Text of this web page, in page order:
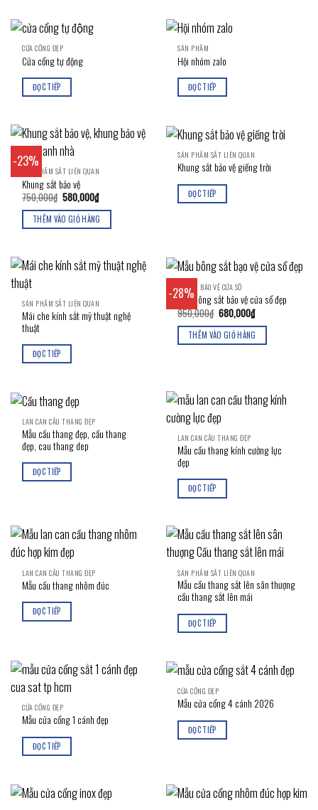
CỬA CỔNG ĐẸP
Cửa cổng tự động
ĐỌC TIẾP
SẢN PHẨM
Hội nhóm zalo
ĐỌC TIẾP
-23%
SẢN PHẨM SẮT LIÊN QUAN
Khung sắt bảo vệ
750,000₫ Giá
gốc
là:
750,000₫.
580,000₫Giá
hiện
tại
là:
580,000₫.
THÊM VÀO GIỎ HÀNG
SẢN PHẨM SẮT LIÊN QUAN
Khung sắt bảo vệ giếng trời
ĐỌC TIẾP
SẢN PHẨM SẮT LIÊN QUAN
Mái che kính sắt mỹ thuật nghệ
thuật
ĐỌC TIẾP
-28%
KHUNG BẢO VỆ CỬA SỔ
Mẫu bông sắt bảo vệ cửa sổ đẹp
950,000₫ Giá
gốc
là:
950,000₫.
680,000₫Giá
hiện
tại
là:
680,000₫.
THÊM VÀO GIỎ HÀNG
LAN CAN CẦU THANG ĐẸP
Mẫu cầu thang đẹp, cầu thang
đẹp, cau thang dep
ĐỌC TIẾP
LAN CAN CẦU THANG ĐẸP
Mẫu cầu thang kính cường lực
đẹp
ĐỌC TIẾP
LAN CAN CẦU THANG ĐẸP
Mẫu cầu thang nhôm đúc
ĐỌC TIẾP
SẢN PHẨM SẮT LIÊN QUAN
Mẫu cầu thang sắt lên sân thượng
cầu thang sắt lên mái
ĐỌC TIẾP
CỬA CỔNG ĐẸP
Mẫu cửa cổng 1 cánh đẹp
ĐỌC TIẾP
CỬA CỔNG ĐẸP
Mẫu cửa cổng 4 cánh 2026
ĐỌC TIẾP